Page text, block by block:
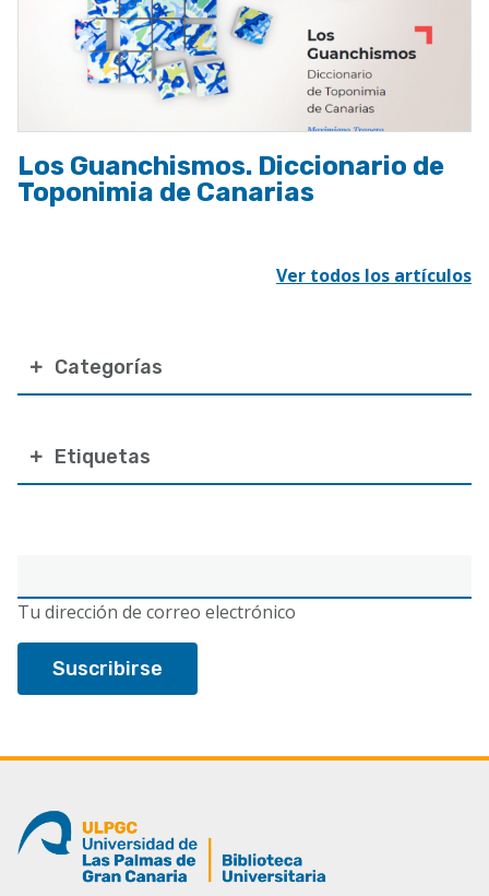
electrónico
Tu dirección de correo electrónico
Categorías
Etiquetas
Los Guanchismos. Diccionario de
Toponimia de Canarias
Ver todos los artículos